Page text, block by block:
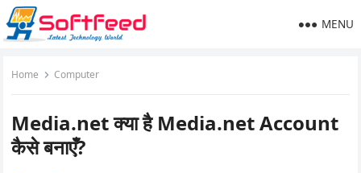
MENU
Home Computer
Media.net क्या है Media.net Account
कैसे बनाएँ?